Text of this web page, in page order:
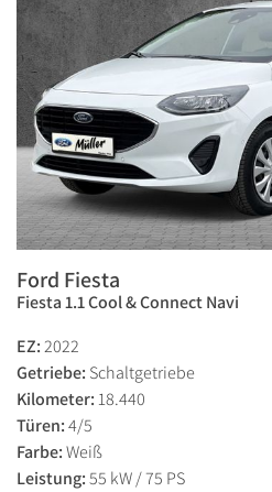
Ford Fiesta
Fiesta 1.1 Cool & Connect Navi
EZ:2022
Getriebe: Schaltgetriebe
Kilometer: 18.440
Türen:4/5
Farbe:Weiß
Leistung:55 kW / 75 PS